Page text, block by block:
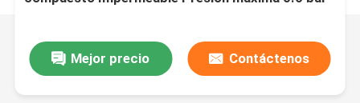
Mejor precio Contáctenos